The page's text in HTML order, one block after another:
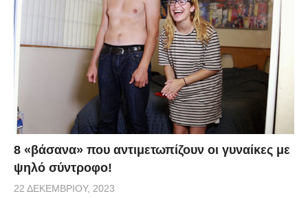
8 «βάσανα» που αντιμετωπίζουν οι γυναίκες με
ψηλό σύντροφο!
22 ΔΕΚΕΜΒΡΊΟΥ, 2023